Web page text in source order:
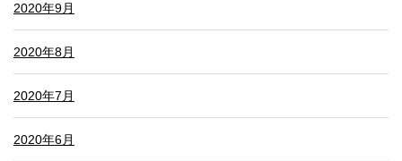
2020年9月
2020年8月
2020年7月
2020年6月